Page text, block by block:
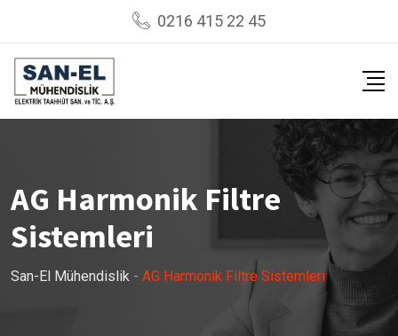
content
0216 415 22 45
AG Harmonik Filtre
Sistemleri
San-El Mühendislik - AG Harmonik Filtre Sistemleri